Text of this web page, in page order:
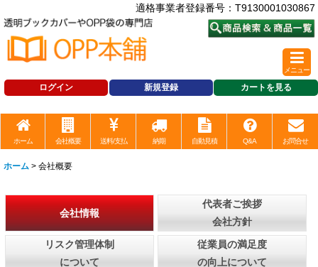
適格事業者登録番号：T9130001030867
ログイン 新規登録 カートを見る
メニュー
ホーム 会社概要 送料/支払 納期 自動見積 Q&A お問合せ
ホーム > 会社概要
会社情報
代表者ご挨拶
会社方針
リスク管理体制
について
従業員の満足度
の向上について